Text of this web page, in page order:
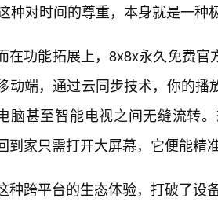
种对时间的尊重，本身就是一种
在功能拓展上，8x8x永久免费
动端，通过云同步技术，你的
脑甚至智能电视之间无缝流转
到家只需打开大屏幕，它便能精
种跨平台的生态体验，打破了设